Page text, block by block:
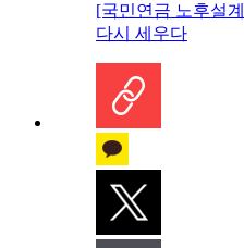
[국민연금 노후설
다시 세우다